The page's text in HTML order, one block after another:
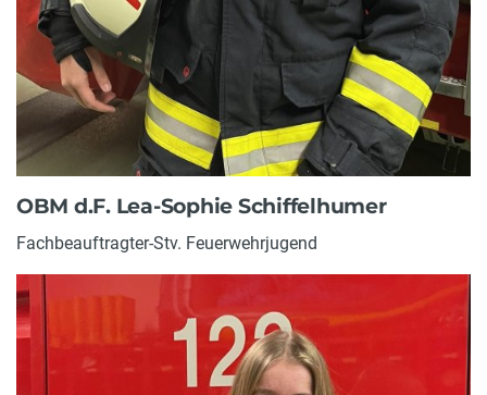
OBM d.F. Lea-Sophie Schiffelhumer
Fachbeauftragter-Stv. Feuerwehrjugend